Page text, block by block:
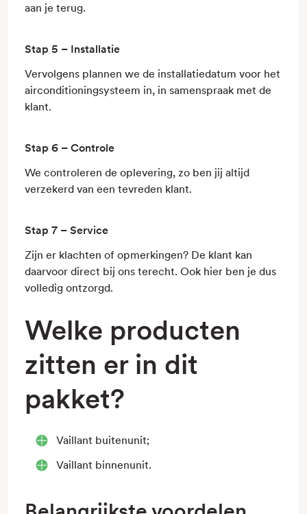
aan je terug.
Stap 5 – Installatie
Vervolgens plannen we de installatiedatum voor het
airconditioningsysteem in, in samenspraak met de
klant.
Stap 6 – Controle
We controleren de oplevering, zo ben jij altijd
verzekerd van een tevreden klant.
Stap 7 – Service
Zijn er klachten of opmerkingen? De klant kan
daarvoor direct bij ons terecht. Ook hier ben je dus
volledig ontzorgd.
Welke producten
zitten er in dit
pakket?
Vaillant buitenunit;
Vaillant binnenunit.